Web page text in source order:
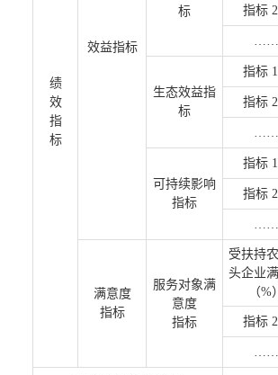
绩
效
指
标
效益指标
标
指标
……
生态效益指
标
指标
指标
……
可持续影响
指标
指标
指标
……
满意度
指标
服务对象满
意度
指标
受扶持
头企业
（%
指标
……